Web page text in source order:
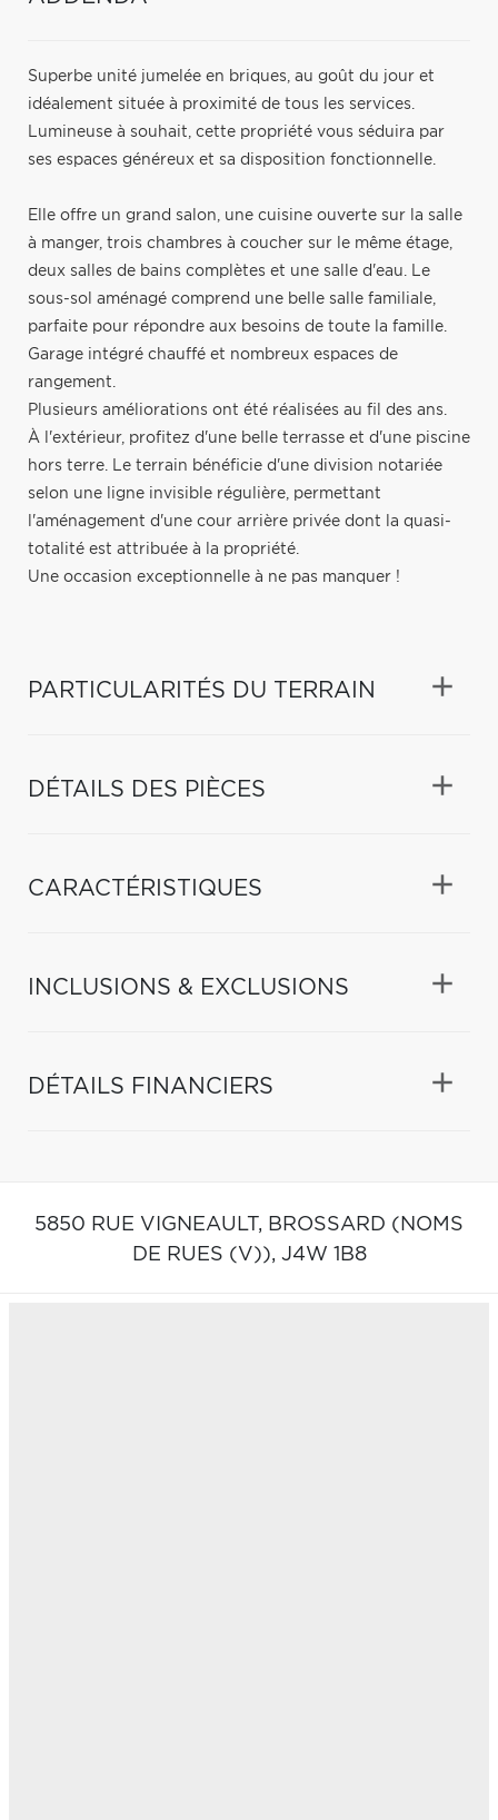
Superbe unité jumelée en briques, au goût du jour et
idéalement située à proximité de tous les services.
Lumineuse à souhait, cette propriété vous séduira par
ses espaces généreux et sa disposition fonctionnelle.
Elle offre un grand salon, une cuisine ouverte sur la salle
à manger, trois chambres à coucher sur le même étage,
deux salles de bains complètes et une salle d'eau. Le
sous-sol aménagé comprend une belle salle familiale,
parfaite pour répondre aux besoins de toute la famille.
Garage intégré chauffé et nombreux espaces de
rangement.
Plusieurs améliorations ont été réalisées au fil des ans.
À l'extérieur, profitez d'une belle terrasse et d'une piscine
hors terre. Le terrain bénéficie d'une division notariée
selon une ligne invisible régulière, permettant
l'aménagement d'une cour arrière privée dont la quasi-
totalité est attribuée à la propriété.
Une occasion exceptionnelle à ne pas manquer !
PARTICULARITÉS DU TERRAIN
DÉTAILS DES PIÈCES
CARACTÉRISTIQUES
INCLUSIONS & EXCLUSIONS
DÉTAILS FINANCIERS
5850 RUE VIGNEAULT, BROSSARD (NOMS
DE RUES (V)), J4W 1B8